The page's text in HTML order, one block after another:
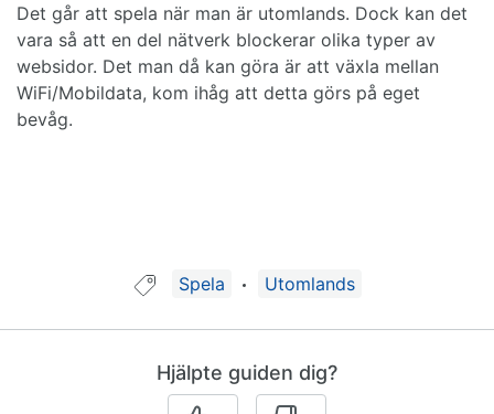
Det går att spela när man är utomlands. Dock kan det
vara så att en del nätverk blockerar olika typer av
websidor. Det man då kan göra är att växla mellan
WiFi/Mobildata, kom ihåg att detta görs på eget
bevåg.
Guide taggad med:
Spela Utomlands
Hjälpte guiden dig?